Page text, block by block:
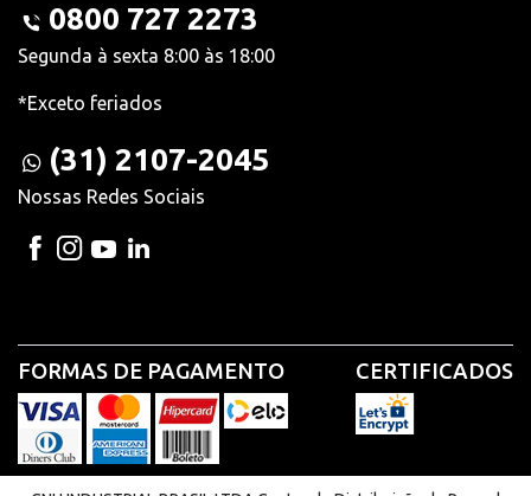
0800 727 2273
Segunda à sexta 8:00 às 18:00
*Exceto feriados
(31) 2107-2045
Nossas Redes Sociais
FORMAS DE PAGAMENTO CERTIFICADOS